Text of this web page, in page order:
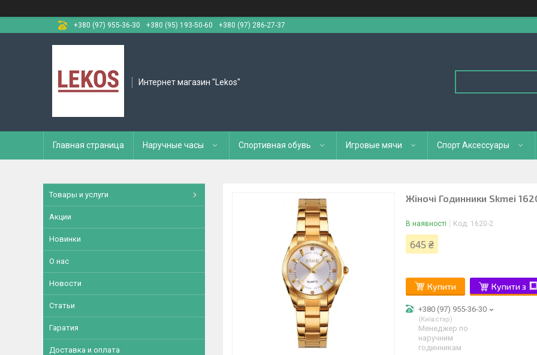
+380 (97) 955-36-30 +380 (95) 193-50-60 +380 (97) 286-27-37
Интернет магазин "Lekos"
Главная страница Наручные часы Спортивная обувь Игровые мячи Спорт Аксессуары
Жіночі Годинники Skmei
В наявності Код: 1620-2
645 ₴
Купити Купити з
+380 (97) 955-36-30
Київстар
Менеджер по
наручним
годинникам
Товары и услуги
Акции
Новинки
О нас
Новости
Статьи
Гаратия
Доставка и оплата